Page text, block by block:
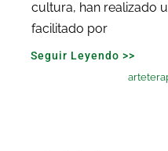
cultura, han realizado
facilitado por
Seguir Leyendo >>